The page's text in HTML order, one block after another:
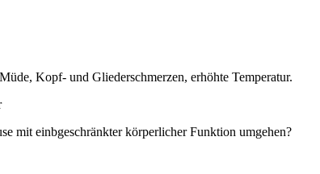
Kopf- und Gliederschmerzen, erhöhte Temperatur.
mit einbgeschränkter körperlicher Funktion umgehen?